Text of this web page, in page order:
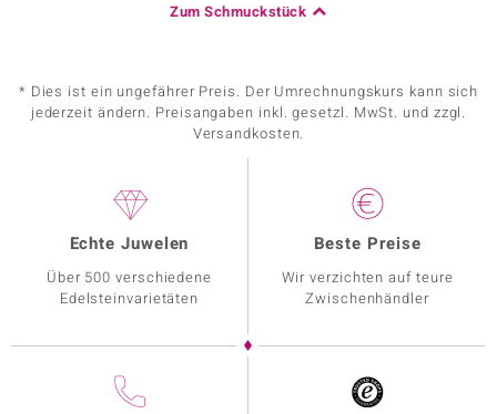
Zum Schmuckstück
* Dies ist ein ungefährer Preis. Der Umrechnungskurs kann sich
jederzeit ändern. Preisangaben inkl. gesetzl. MwSt. und zzgl.
Versandkosten.
Echte Juwelen
Über 500 verschiedene
Edelsteinvarietäten
Beste Preise
Wir verzichten auf teure
Zwischenhändler